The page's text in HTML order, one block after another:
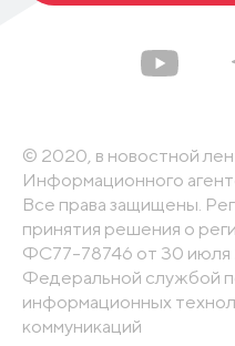
© 2020, в новостной
Информационного
Все права защищены.
принятия решения о
ФС77-78746 от 30 июля
Федеральной службой
информационных
коммуникаций